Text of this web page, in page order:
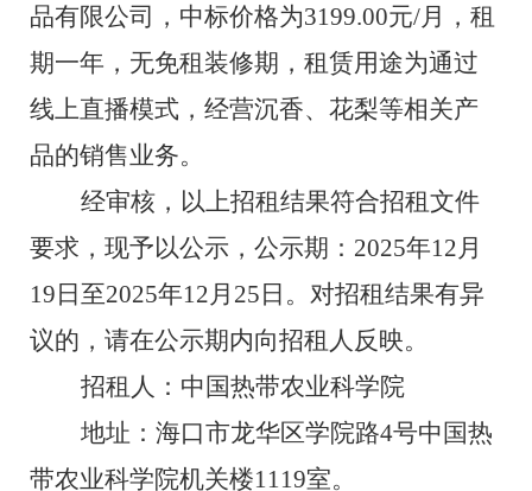
品有限公司 ， 中标价格为3199.00元/月， 租
期一年 ， 无免租装修期， 租赁用途为通过
线上直播模式，经营沉香、花梨等相关产
品的销售业务。
经审核，以上招租结果符合招租文件
要求，现予以公示，公示期： 2025年12月
19 日至2025年12月 25 日。对招租结果有异
议的，请在公示期内向招租 人反映。
招租 人： 中国热带农业科学院
地址：海口市龙华区学院路4号中国热
带农业科学院机关楼1119室。